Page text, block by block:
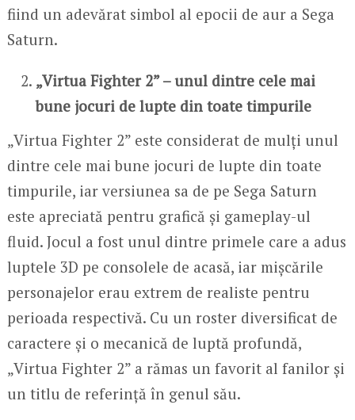
fiind un adevărat simbol al epocii de aur a Sega
Saturn.
„Virtua Fighter 2” – unul dintre cele mai
bune jocuri de lupte din toate timpurile
„Virtua Fighter 2” este considerat de mulți unul
dintre cele mai bune jocuri de lupte din toate
timpurile, iar versiunea sa de pe Sega Saturn
este apreciată pentru grafică și gameplay-ul
fluid. Jocul a fost unul dintre primele care a adus
luptele 3D pe consolele de acasă, iar mișcările
personajelor erau extrem de realiste pentru
perioada respectivă. Cu un roster diversificat de
caractere și o mecanică de luptă profundă,
„Virtua Fighter 2” a rămas un favorit al fanilor și
un titlu de referință în genul său.